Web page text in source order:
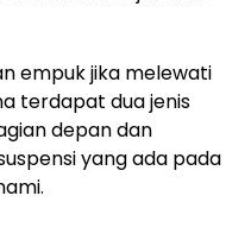
empuk jika melewati
terdapat dua jenis
depan dan
yang ada pada